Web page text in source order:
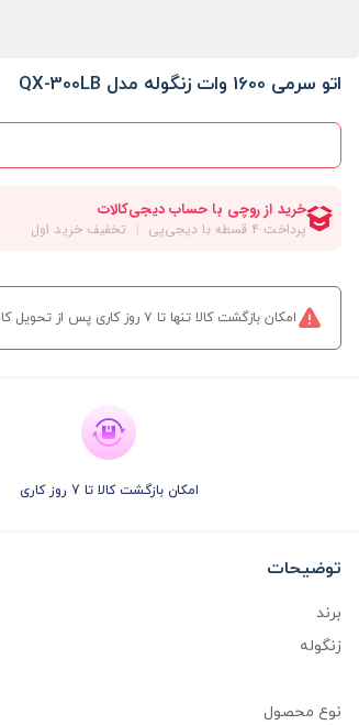
اتو سرمی 1600 وات زنگوله مدل QX-300LB
امکان بازگشت کالا تنها تا ۷ روز کاری پس از تحویل کالا امکان‌پذیر است!
امکان بازگشت کالا تا 7 روز کاری
توضیحات
برند
زنگوله
نوع محصول